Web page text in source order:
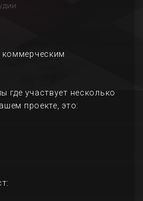
где участвует несколько
проекте, это: